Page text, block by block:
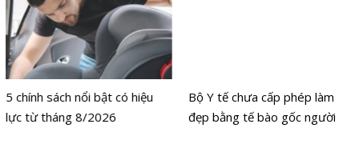
5 chính sách nổi bật có hiệu
lực từ tháng 8/2026
Bộ Y tế chưa cấp phép làm
đẹp bằng tế bào gốc người